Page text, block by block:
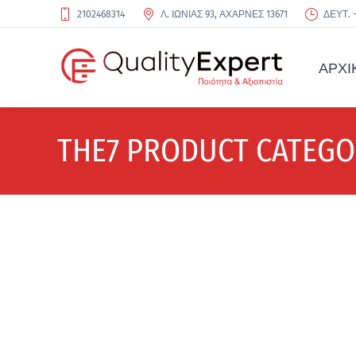
2102468314 Λ. ΙΩΝΙΑΣ 93, ΑΧΑΡΝΕΣ 13671 ΔΕΥΤ.
THE7 PRODUCT